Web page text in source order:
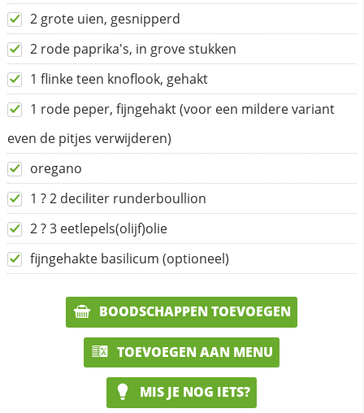
2 grote uien, gesnipperd
2 rode paprika's, in grove stukken
1 flinke teen knoflook, gehakt
1 rode peper, fijngehakt (voor een mildere variant
even de pitjes verwijderen)
oregano
1 ? 2 deciliter runderboullion
2 ? 3 eetlepels(olijf)olie
fijngehakte basilicum (optioneel)
BOODSCHAPPEN TOEVOEGEN
TOEVOEGEN AAN MENU
MIS JE NOG IETS?